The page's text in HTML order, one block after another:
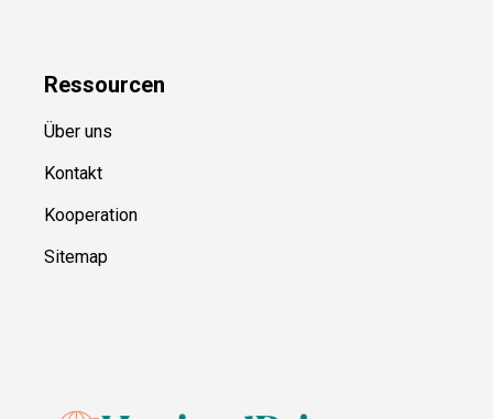
Ressourcen
Über uns
Kontakt
Kooperation
Sitemap